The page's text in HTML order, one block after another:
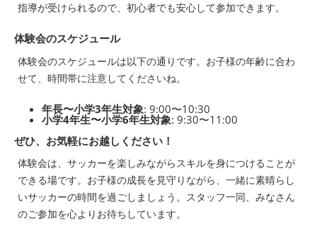
指導が受けられるので、初心者でも安心して参加できます。
体験会のスケジュール
体験会のスケジュールは以下の通りです。お子様の年齢に合わ
せて、時間帯に注意してくださいね。
年長〜小学3年生対象: 9:00〜10:30
小学4年生〜小学6年生対象: 9:30〜11:00
ぜひ、お気軽にお越しください！
体験会は、サッカーを楽しみながらスキルを身につけることが
できる場です。お子様の成長を見守りながら、一緒に素晴らし
いサッカーの時間を過ごしましょう。スタッフ一同、みなさん
のご参加を心よりお待ちしています。